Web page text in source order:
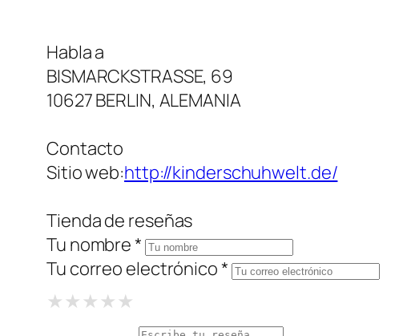
Habla a
BISMARCKSTRASSE, 69
10627 BERLIN, ALEMANIA
Contacto
Sitio web:http://kinderschuhwelt.de/
Tienda de reseñas
Tu nombre *
Tu correo electrónico *
★1 Star
★★2 Stars
★★★3 Stars
★★★★4 Stars
★★★★★